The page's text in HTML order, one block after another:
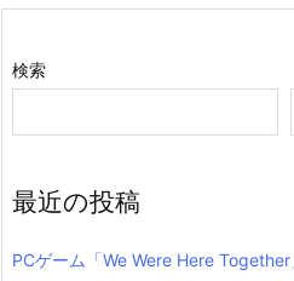
検索
最近の投稿
PCゲーム「We Were Here Together